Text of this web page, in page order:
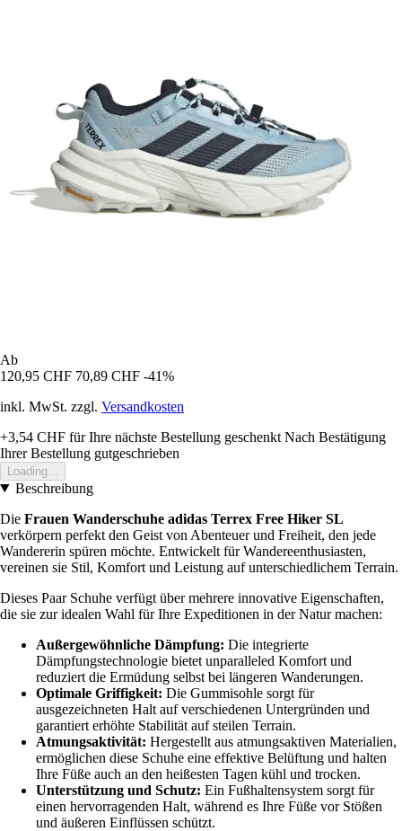
Ab
120,95 CHF 70,89 CHF -41%
inkl. MwSt. zzgl. Versandkosten
+3,54 CHF für Ihre nächste Bestellung geschenkt Nach Bestätigung
Ihrer Bestellung gutgeschrieben
Loading...
Beschreibung
Die Frauen Wanderschuhe adidas Terrex Free Hiker SL
verkörpern perfekt den Geist von Abenteuer und Freiheit, den jede
Wandererin spüren möchte. Entwickelt für Wandereenthusiasten,
vereinen sie Stil, Komfort und Leistung auf unterschiedlichem Terrain.
Dieses Paar Schuhe verfügt über mehrere innovative Eigenschaften,
die sie zur idealen Wahl für Ihre Expeditionen in der Natur machen:
Außergewöhnliche Dämpfung: Die integrierte
Dämpfungstechnologie bietet unparalleled Komfort und
reduziert die Ermüdung selbst bei längeren Wanderungen.
Optimale Griffigkeit: Die Gummisohle sorgt für
ausgezeichneten Halt auf verschiedenen Untergründen und
garantiert erhöhte Stabilität auf steilen Terrain.
Atmungsaktivität: Hergestellt aus atmungsaktiven Materialien,
ermöglichen diese Schuhe eine effektive Belüftung und halten
Ihre Füße auch an den heißesten Tagen kühl und trocken.
Unterstützung und Schutz: Ein Fußhaltensystem sorgt für
einen hervorragenden Halt, während es Ihre Füße vor Stößen
und äußeren Einflüssen schützt.